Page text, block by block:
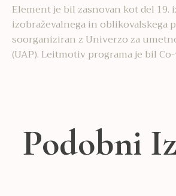
Element je bil zasnovan kot del 19.
izobraževalnega in oblikovalskega
soorganiziran z Univerzo za
(UAP). Leitmotiv programa je bil
Podobni